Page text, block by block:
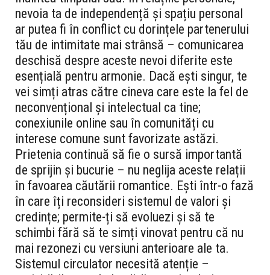
nevoia ta de independență și spațiu personal
ar putea fi în conflict cu dorințele partenerului
tău de intimitate mai strânsă – comunicarea
deschisă despre aceste nevoi diferite este
esențială pentru armonie. Dacă ești singur, te
vei simți atras către cineva care este la fel de
neconvențional și intelectual ca tine;
conexiunile online sau în comunități cu
interese comune sunt favorizate astăzi.
Prietenia continuă să fie o sursă importantă
de sprijin și bucurie – nu neglija aceste relații
în favoarea căutării romantice. Ești într-o fază
în care îți reconsideri sistemul de valori și
credințe; permite-ți să evoluezi și să te
schimbi fără să te simți vinovat pentru că nu
mai rezonezi cu versiuni anterioare ale ta.
Sistemul circulator necesită atenție –